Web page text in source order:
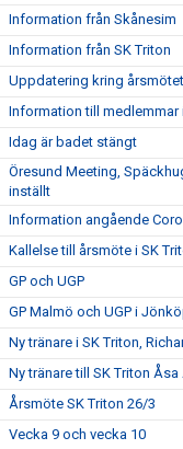
Information från Skånesim
Information från SK Triton
Uppdatering kring årsmötet
Information till medlemmar
Idag är badet stängt
Öresund Meeting,
inställt
Information angående
Kallelse till årsmöte i SK
GP och UGP
GP Malmö och UGP i
Ny tränare i SK Triton,
Ny tränare till SK Triton
Årsmöte SK Triton 26/3
Vecka 9 och vecka 10